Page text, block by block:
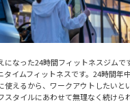
になった24時間フィットネスジムで
タイムフィットネスです。24時間年
使えるから、ワークアウトしたいと
スタイルにあわせて無理なく続けられ